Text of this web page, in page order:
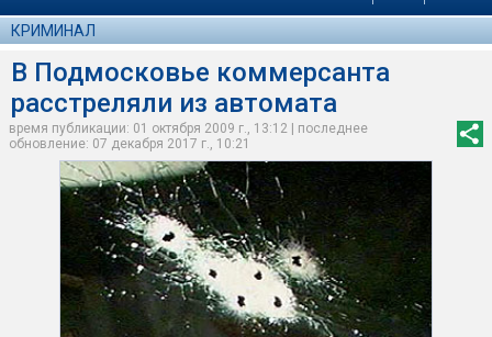
КРИМИНАЛ
В Подмосковье коммерсанта
расстреляли из автомата
время публикации: 01 октября 2009 г., 13:12 | последнее
обновление: 07 декабря 2017 г., 10:21